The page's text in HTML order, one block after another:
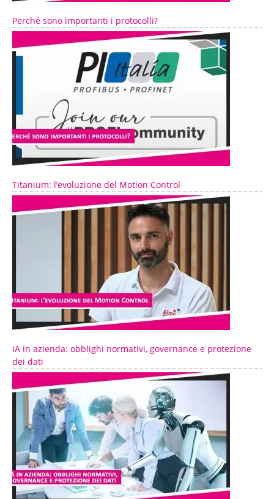
Perché sono importanti i protocolli?
Titanium: l’evoluzione del Motion Control
IA in azienda: obblighi normativi, governance e protezione
dei dati